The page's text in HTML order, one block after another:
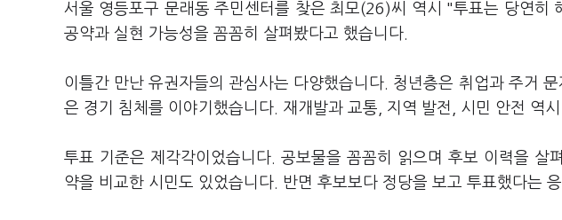
서울 영등포구 문래동 주민센터를 찾은 최모(26)씨 역시 "투표는 당연히
공약과 실현 가능성을 꼼꼼히 살펴봤다고 했습니다.
이틀간 만난 유권자들의 관심사는 다양했습니다. 청년층은 취업과 주거
은 경기 침체를 이야기했습니다. 재개발과 교통, 지역 발전, 시민 안전 역
투표 기준은 제각각이었습니다. 공보물을 꼼꼼히 읽으며 후보 이력을 살
약을 비교한 시민도 있었습니다. 반면 후보보다 정당을 보고 투표했다는